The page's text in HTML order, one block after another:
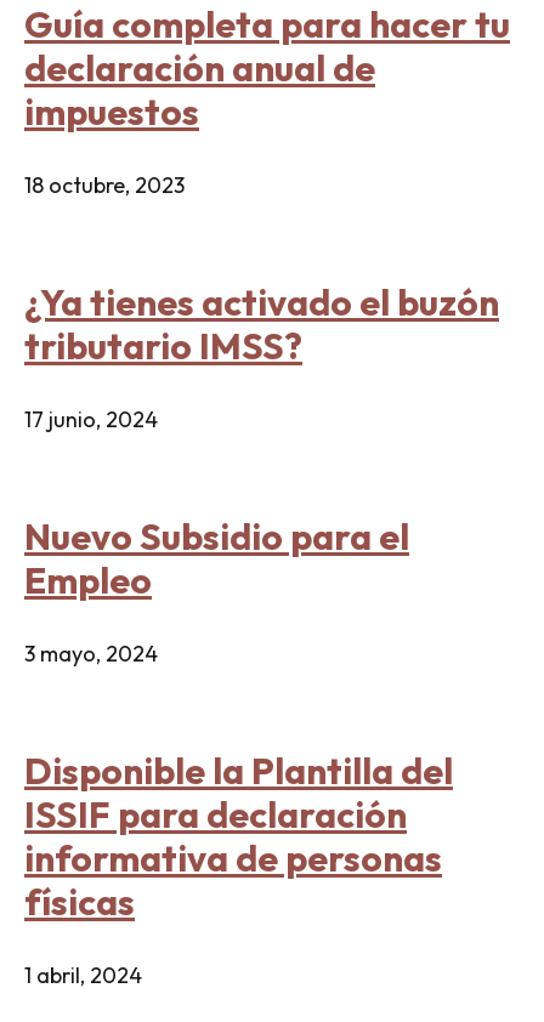
Guía completa para hacer tu
declaración anual de
impuestos
18 octubre, 2023
¿Ya tienes activado el buzón
tributario IMSS?
17 junio, 2024
Nuevo Subsidio para el
Empleo
3 mayo, 2024
Disponible la Plantilla del
ISSIF para declaración
informativa de personas
físicas
1 abril, 2024